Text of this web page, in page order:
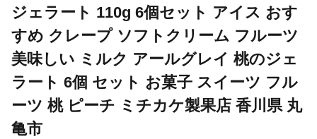
ジェラート 110g 6個セット アイス おす
すめ クレープ ソフトクリーム フルーツ
美味しい ミルク アールグレイ 桃のジェ
ラート 6個 セット お菓子 スイーツ フル
ーツ 桃 ピーチ ミチカケ製果店 香川県 丸
亀市